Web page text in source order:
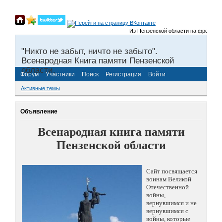
Из Пензенской области на фронты
"Никто не забыт, ничто не забыто".
Всенародная Книга памяти Пензенской
области.
Форум Участники Поиск Регистрация Войти
Активные темы
Объявление
Всенародная книга памяти
Пензенской области
Сайт посвящается
воинам Великой
Отечественной
войны,
вернувшимся и не
вернувшимся с
войны, которые